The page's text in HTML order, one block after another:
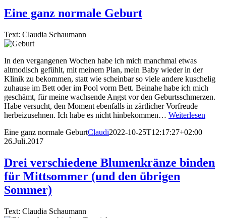
Eine ganz normale Geburt
Text: Claudia Schaumann
In den vergangenen Wochen habe ich mich manchmal etwas
altmodisch gefühlt, mit meinem Plan, mein Baby wieder in der
Klinik zu bekommen, statt wie scheinbar so viele andere kuschelig
zuhause im Bett oder im Pool vorm Bett. Beinahe habe ich mich
geschämt, für meine wachsende Angst vor den Geburtsschmerzen.
Habe versucht, den Moment ebenfalls in zärtlicher Vorfreude
herbeizusehnen. Ich habe es nicht hinbekommen… Weiterlesen
Eine ganz normale GeburtClaudi2022-10-25T12:17:27+02:00
26.Juli.2017
Drei verschiedene Blumenkränze binden
für Mittsommer (und den übrigen
Sommer)
Text: Claudia Schaumann